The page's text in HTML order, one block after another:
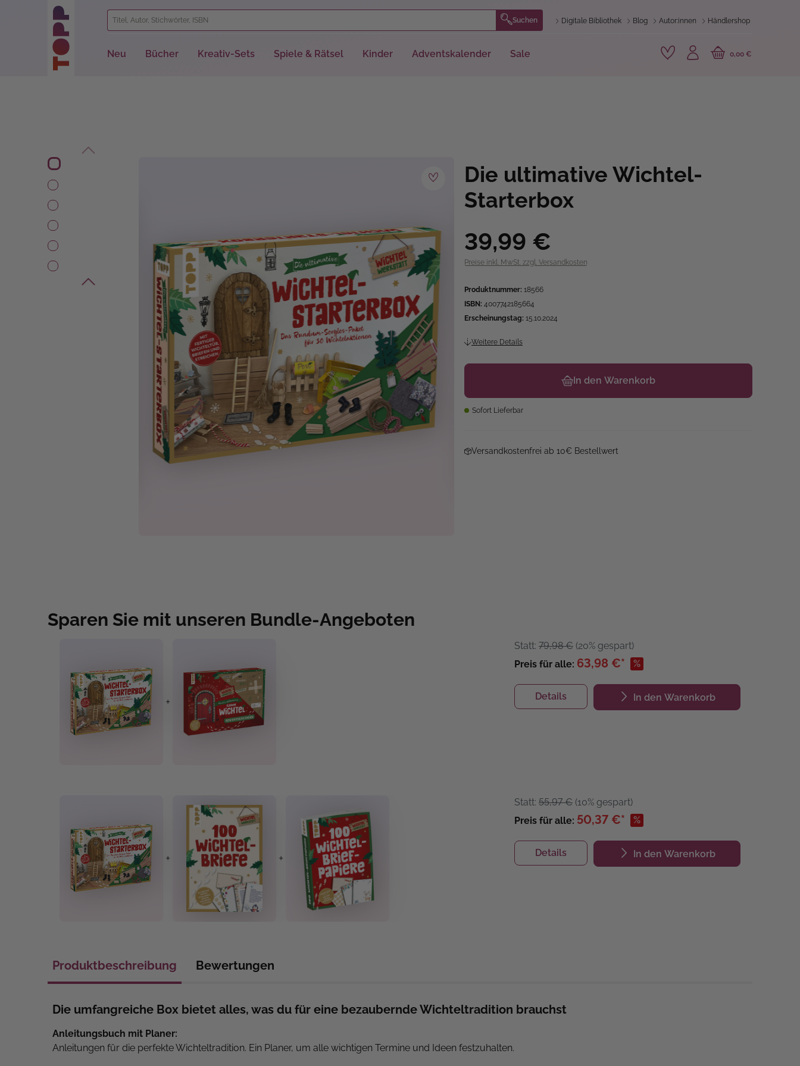
Zur Hauptnavigation springen
Suchen Digitale Bibliothek Blog Autor:innen Händlershop
Neu Bücher Kreativ-Sets Spiele & Rätsel Kinder Adventskalender Sale 0,00 €
Bildergalerie überspringen
Die ultimative Wichtel-
Starterbox
39,99 €
Preise inkl. MwSt. zzgl. Versandkosten
Produktnummer: 18566
ISBN: 4007742185664
Erscheinungstag: 15.10.2024
Weitere Details
In den Warenkorb
Sofort Lieferbar
Versandkostenfrei ab 10€ Bestellwert
Sparen Sie mit unseren Bundle-Angeboten
+
Statt: 79,98 € (20% gespart)
Preis für alle: 63,98 €* %
Details In den Warenkorb
+ +
Statt: 55,97 € (10% gespart)
Preis für alle: 50,37 €* %
Details In den Warenkorb
Produktbeschreibung Bewertungen
Die umfangreiche Box bietet alles, was du für eine bezaubernde Wichteltradition brauchst
Anleitungsbuch mit Planer:
Anleitungen für die perfekte Wichteltradition. Ein Planer, um alle wichtigen Termine und Ideen festzuhalten.